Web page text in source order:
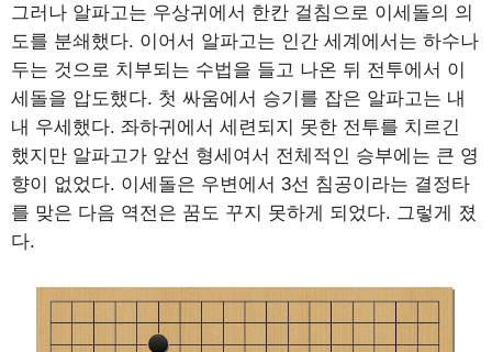
그러나 알파고는 우상귀에서 한칸 걸침으로 이세돌의 의
도를 분쇄했다. 이어서 알파고는 인간 세계에서는 하수나
두는 것으로 치부되는 수법을 들고 나온 뒤 전투에서 이
세돌을 압도했다. 첫 싸움에서 승기를 잡은 알파고는 내
내 우세했다. 좌하귀에서 세련되지 못한 전투를 치르긴
했지만 알파고가 앞선 형세여서 전체적인 승부에는 큰 영
향이 없었다. 이세돌은 우변에서 3선 침공이라는 결정타
를 맞은 다음 역전은 꿈도 꾸지 못하게 되었다. 그렇게 졌
다.